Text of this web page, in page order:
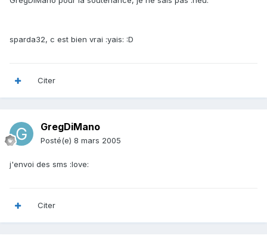
sparda32, c est bien vrai :yais: :D
Citer
GregDiMano
Posté(e) 8 mars 2005
j'envoi des sms :love:
Citer